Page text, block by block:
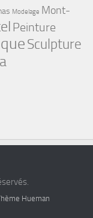
Modelage Mont-
Peinture
Sculpture
Hueman